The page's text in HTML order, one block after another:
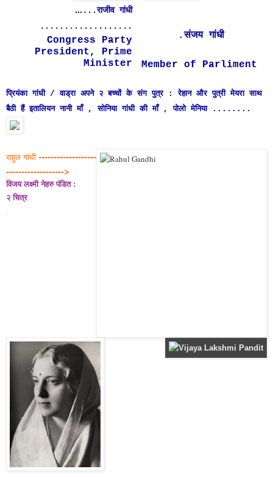
... ...राजीव गांधी
...................
Congress Party
President, Prime
Minister
.संजय गांधी
Member of Parliment
प्रियंका गांधी / वाड्रा अपने २ बच्चों के संग पुत्र : रेहान और पुत्री मेयरा साथ
बैठी हैं इतालियन नानी माँ , सोनिया गांधी की माँ , पोलो मेनिया ........
राहुल गांधी -------------------
------------------->
विजय लक्ष्मी नेहरु पंडित :
२ चित्र